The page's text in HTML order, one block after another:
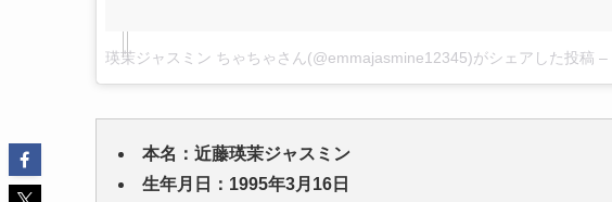
瑛茉ジャスミン ちゃちゃさん(@emmajasmine12345)がシェアした投稿 –
本名：近藤瑛茉ジャスミン
生年月日：1995年3月16日